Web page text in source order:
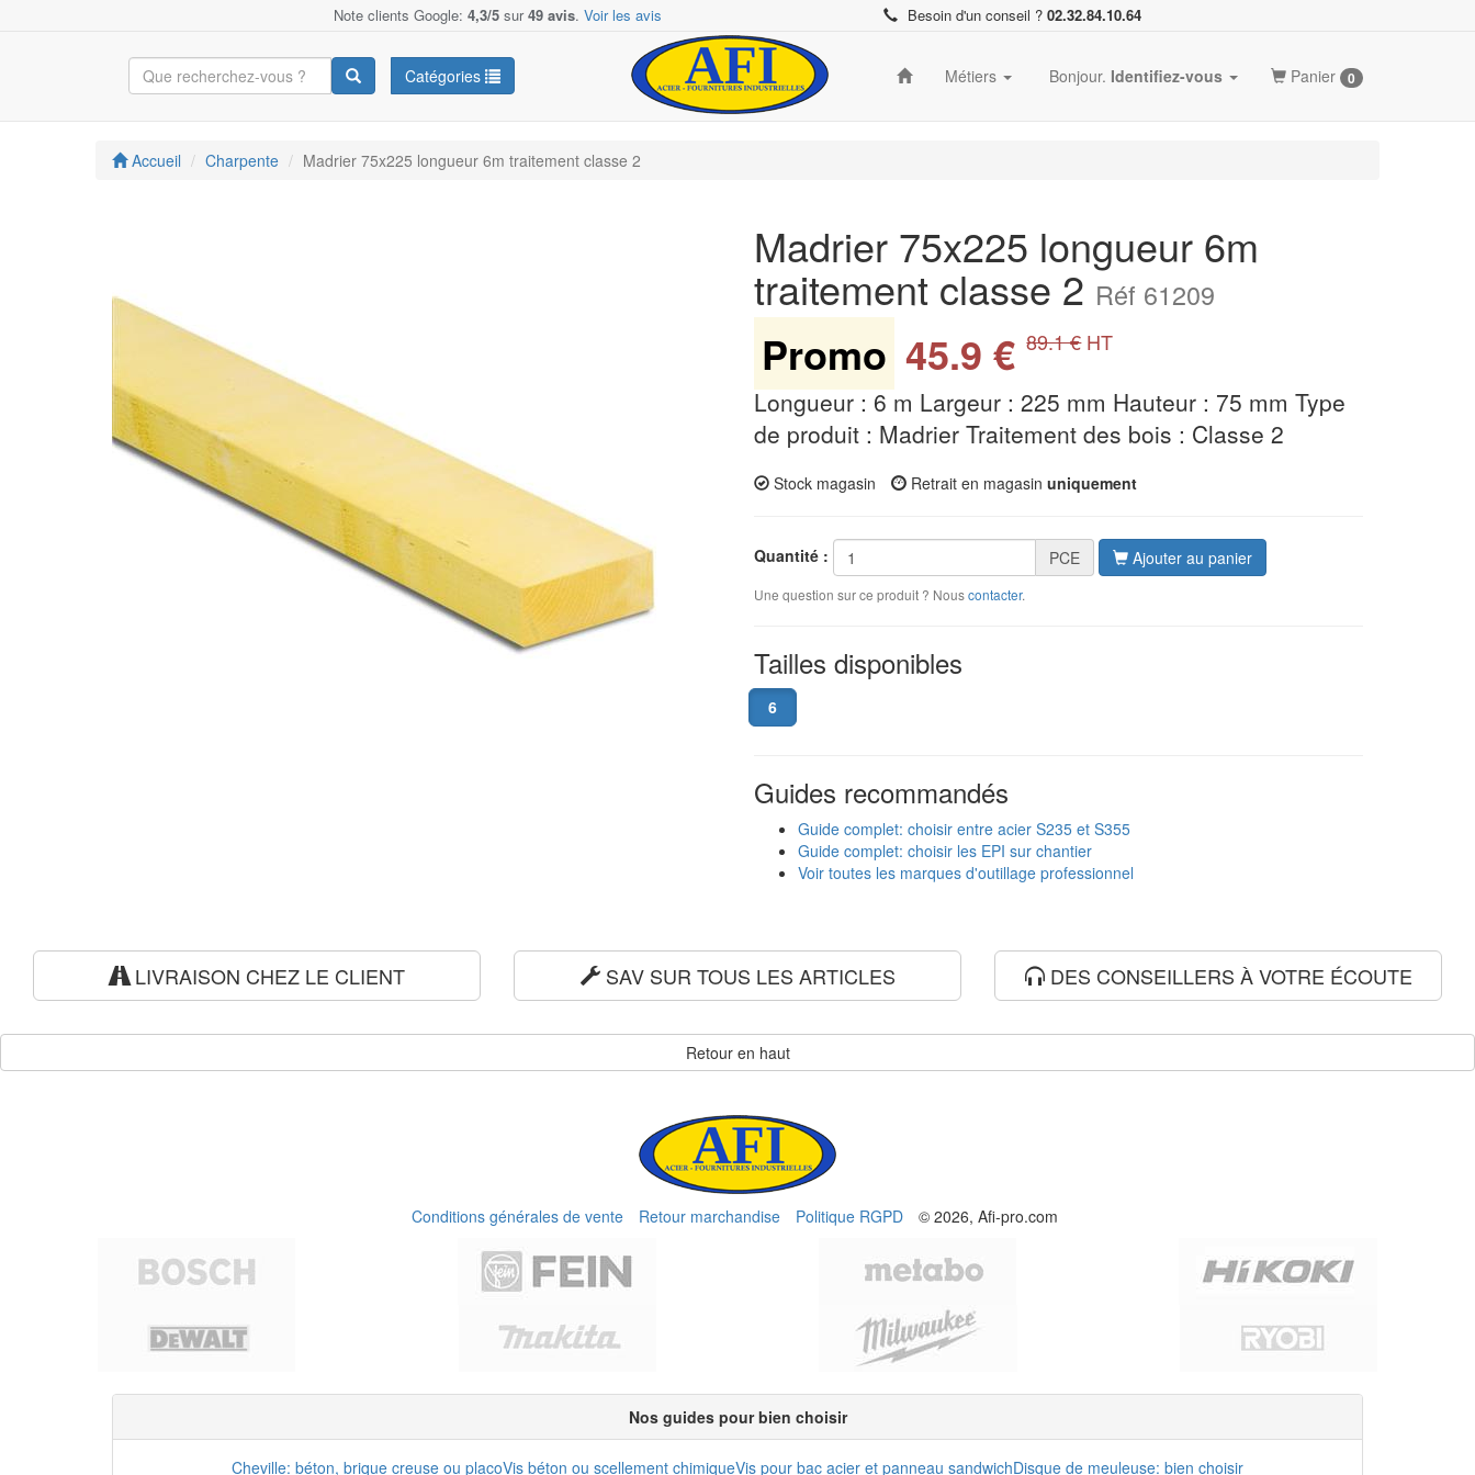
Note clients Google: 4,3/5 sur49 avis. Voir les avis Besoin d'un conseil ? 02.32.84.10.64
Catégories Métiers Bonjour. Identifiez-vous Panier 0
Accueil Charpente Madrier 75x225 longueur 6m traitement classe 2
Madrier 75x225 longueur 6m
traitement classe 2 Réf 61209
Promo 45.9 € 89.1 €HT
Longueur : 6 m Largeur : 225 mm Hauteur : 75 mm Type
de produit : Madrier Traitement des bois : Classe 2
Stock magasin Retrait en magasin uniquement
Quantité : PCE Ajouter au panier
Une question sur ce produit ? Nouscontacter.
Tailles disponibles
6
Guides recommandés
Guide complet: choisir entre acier S235 et S355
Guide complet: choisir les EPI sur chantier
Voir toutes les marques d'outillage professionnel
LIVRAISON CHEZ LE CLIENT SAV SUR TOUS LES ARTICLES DES CONSEILLERS À VOTRE ÉCOUTE
Retour en haut
Conditions générales de vente Retour marchandise Politique RGPD © 2026, Afi-pro.com
Nos guides pour bien choisir
Cheville: béton, brique creuse ou placoVis béton ou scellement chimiqueVis pour bac acier et panneau sandwichDisque de meuleuse: bien choisir